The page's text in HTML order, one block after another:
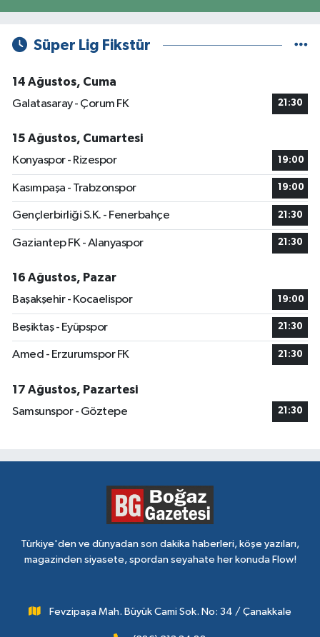
Süper Lig Fikstür
14 Ağustos, Cuma
Galatasaray - Çorum FK
21:30
15 Ağustos, Cumartesi
Konyaspor - Rizespor
19:00
Kasımpaşa - Trabzonspor 19:00
Gençlerbirliği S.K. - Fenerbahçe 21:30
Gaziantep FK - Alanyaspor 21:30
16 Ağustos, Pazar
Başakşehir - Kocaelispor
19:00
Beşiktaş - Eyüpspor 21:30
Amed - Erzurumspor FK 21:30
17 Ağustos, Pazartesi
Samsunspor - Göztepe
21:30
Türkiye'den ve dünyadan son dakika haberleri, köşe yazıları,
magazinden siyasete, spordan seyahate her konuda Flow!
Fevzipaşa Mah. Büyük Cami Sok. No: 34 / Çanakkale